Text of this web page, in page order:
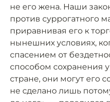
не его жена. Наши
против суррогатного
приравнивая его к
нынешних условиях,
спасением от
способом сохранения
стране, они могут его
не сделано лишь